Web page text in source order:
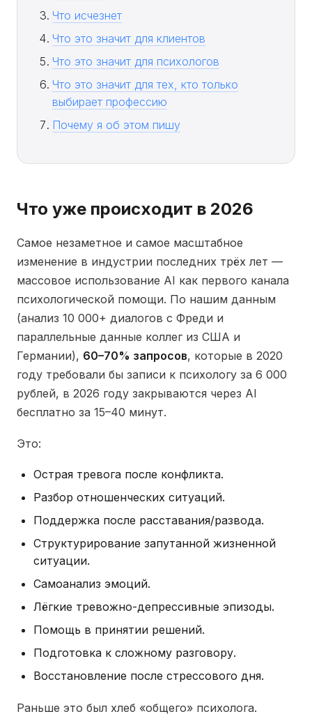
Что исчезнет
Что это значит для клиентов
Что это значит для психологов
Что это значит для тех, кто только
выбирает профессию
Почему я об этом пишу
Что уже происходит в 2026
Самое незаметное и самое масштабное
изменение в индустрии последних трёх лет —
массовое использование AI как первого канала
психологической помощи. По нашим данным
(анализ 10 000+ диалогов с Фреди и
параллельные данные коллег из США и
Германии), 60–70% запросов, которые в 2020
году требовали бы записи к психологу за 6 000
рублей, в 2026 году закрываются через AI
бесплатно за 15–40 минут.
Это:
Острая тревога после конфликта.
Разбор отношенческих ситуаций.
Поддержка после расставания/развода.
Структурирование запутанной жизненной
ситуации.
Самоанализ эмоций.
Лёгкие тревожно-депрессивные эпизоды.
Помощь в принятии решений.
Подготовка к сложному разговору.
Восстановление после стрессового дня.
Раньше это был хлеб «общего» психолога.